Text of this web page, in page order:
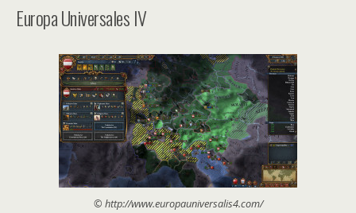
Europa Universales IV
© http://www.europauniversalis4.com/